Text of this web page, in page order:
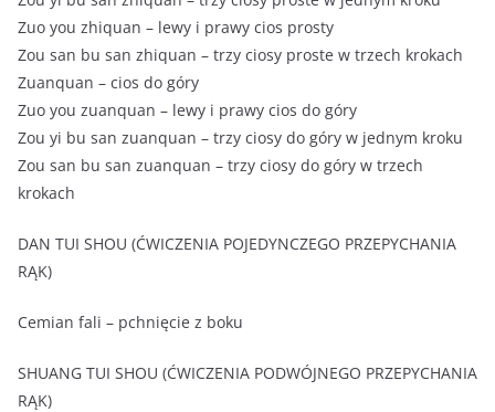
Zuo you zhiquan – lewy i prawy cios prosty
Zou san bu san zhiquan – trzy ciosy proste w trzech krokach
Zuanquan – cios do góry
Zuo you zuanquan – lewy i prawy cios do góry
Zou yi bu san zuanquan – trzy ciosy do góry w jednym kroku
Zou san bu san zuanquan – trzy ciosy do góry w trzech
krokach
DAN TUI SHOU (ĆWICZENIA POJEDYNCZEGO PRZEPYCHANIA
RĄK)
Cemian fali – pchnięcie z boku
SHUANG TUI SHOU (ĆWICZENIA PODWÓJNEGO PRZEPYCHANIA
RĄK)